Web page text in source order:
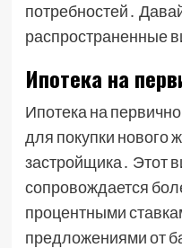
потребностей․
распространенные
Ипотека на
Ипотека на
для покупки нового
застройщика․ Этот
сопровождается
процентными
предложениями от